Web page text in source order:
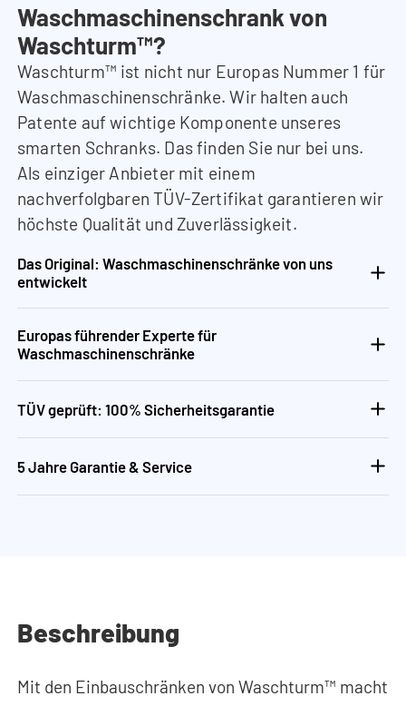
Waschmaschinenschrank von
Waschturm™?
Waschturm™ ist nicht nur Europas Nummer 1 für
Waschmaschinenschränke. Wir halten auch
Patente auf wichtige Komponente unseres
smarten Schranks. Das finden Sie nur bei uns.
Als einziger Anbieter mit einem
nachverfolgbaren TÜV-Zertifikat garantieren wir
höchste Qualität und Zuverlässigkeit.
Das Original: Waschmaschinenschränke von uns
entwickelt
Europas führender Experte für
Waschmaschinenschränke
TÜV geprüft: 100% Sicherheitsgarantie
5 Jahre Garantie & Service
Beschreibung
Mit den Einbauschränken von Waschturm™ macht